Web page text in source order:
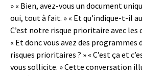
» « Bien, avez-vous un document
oui, tout à fait. » « Et qu’indique-t-il au
C’est notre risque prioritaire avec les
« Et donc vous avez des programmes
risques prioritaires ? » « C’est ça et
vous sollicite. » Cette conversation